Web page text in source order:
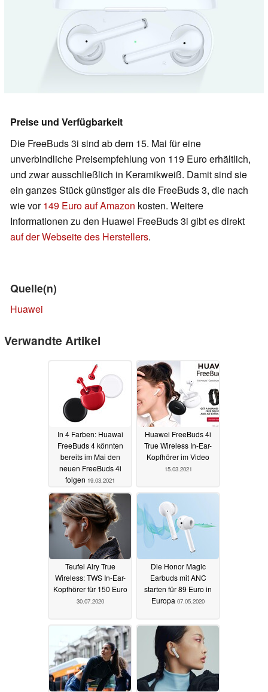
Preise und Verfügbarkeit
Die FreeBuds 3i sind ab dem 15. Mai für eine
unverbindliche Preisempfehlung von 119 Euro erhältlich,
und zwar ausschließlich in Keramikweiß. Damit sind sie
ein ganzes Stück günstiger als die FreeBuds 3, die nach
wie vor149 Euro auf Amazon kosten. Weitere
Informationen zu den Huawei FreeBuds 3i gibt es direkt
auf der Webseite des Herstellers.
Quelle(n)
Huawei
Verwandte Artikel
In 4 Farben: Huawai
FreeBuds 4 könnten
bereits im Mai den
neuen FreeBuds 4i
folgen 19.03.2021
Huawei FreeBuds 4i
True Wireless In-Ear-
Kopfhörer im Video
15.03.2021
Teufel Airy True
Wireless: TWS In-Ear-
Kopfhörer für 150 Euro
30.07.2020
Die Honor Magic
Earbuds mit ANC
starten für 89 Euro in
Europa 07.05.2020